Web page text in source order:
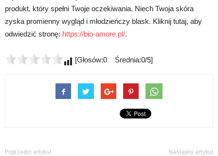
produkt, który spełni Twoje oczekiwania. Niech Twoja skóra
zyska promienny wygląd i młodzieńczy blask. Kliknij tutaj, aby
odwiedzić stronę: https://bio-amore.pl/.
[Głosów:0 Średnia:0/5]
Poprzedni artykuł Następny artykuł